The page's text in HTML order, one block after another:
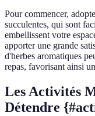
Pour commencer,
succulentes, qui sont
embellissent votre
apporter une grande
d'herbes aromatiques
repas, favorisant ainsi
Les Activités
Détendre